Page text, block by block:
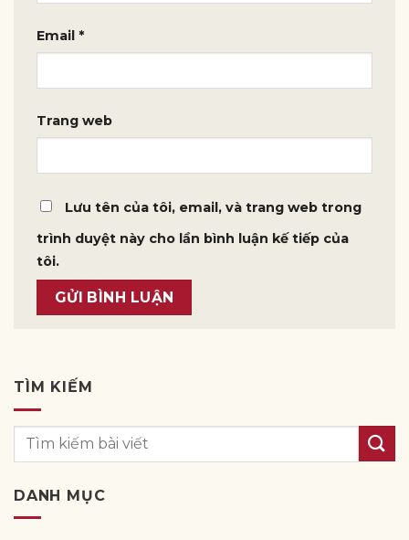
Email *
Trang web
Lưu tên của tôi, email, và trang web trong
trình duyệt này cho lần bình luận kế tiếp của
tôi.
TÌM KIẾM
DANH MỤC